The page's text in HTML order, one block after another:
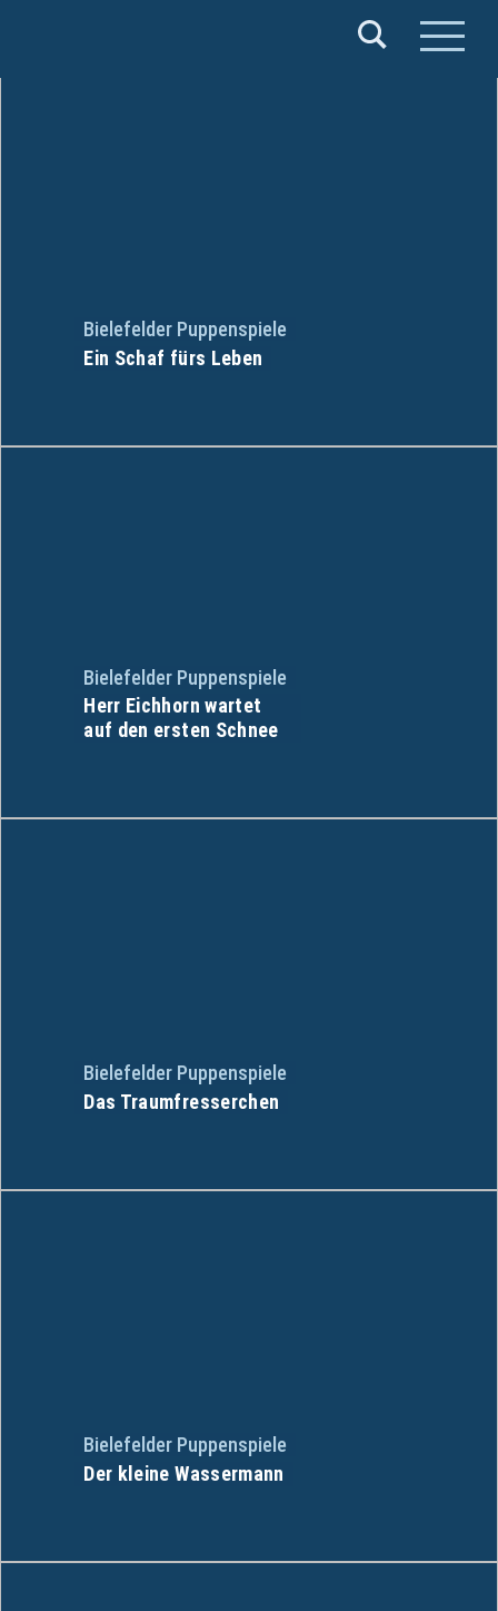
Bielefelder Puppenspiele
Ein Schaf fürs Leben
Bielefelder Puppenspiele
Herr Eichhorn wartet
auf den ersten Schnee
Bielefelder Puppenspiele
Das Traumfresserchen
Bielefelder Puppenspiele
Der kleine Wassermann